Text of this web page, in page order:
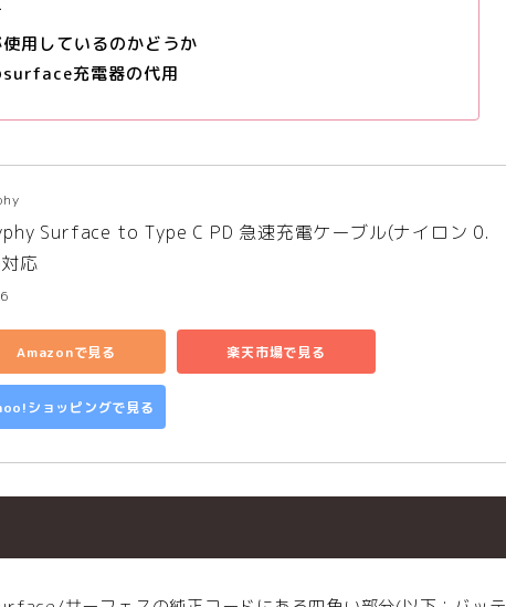
用しているのかどうか
surface充電器の代用
Surface to Type C PD 急速充電ケーブル(ナイロン 0.
応
Amazonで見る 楽天市場で見る
ショッピングで見る